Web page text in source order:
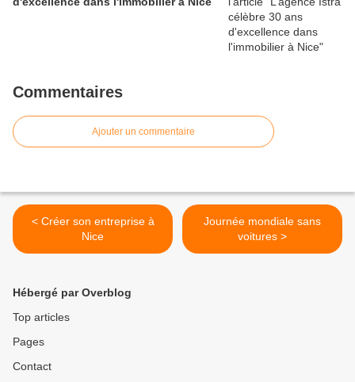
Commentaires
Ajouter un commentaire
< Créer son entreprise à
Nice
Journée mondiale sans
voitures >
Hébergé par Overblog
Top articles
Pages
Contact